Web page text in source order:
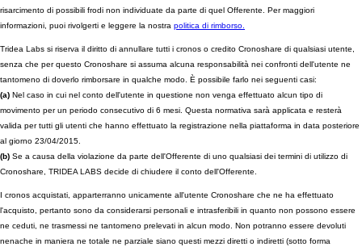
risarcimento di possibili frodi non individuate da parte di quel Offerente. Per maggiori
informazioni, puoi rivolgerti e leggere la nostra politica di rimborso.
Tridea Labs si riserva il diritto di annullare tutti i cronos o credito Cronoshare di qualsiasi utente,
senza che per questo Cronoshare si assuma alcuna responsabilità nei confronti dell'utente ne
tantomeno di doverlo rimborsare in qualche modo. È possibile farlo nei seguenti casi:
(a) Nel caso in cui nel conto dell'utente in questione non venga effettuato alcun tipo di
movimento per un periodo consecutivo di 6 mesi. Questa normativa sarà applicata e resterà
valida per tutti gli utenti che hanno effettuato la registrazione nella piattaforma in data posteriore
al giorno 23/04/2015.
(b) Se a causa della violazione da parte dell'Offerente di uno qualsiasi dei termini di utilizzo di
Cronoshare, TRIDEA LABS decide di chiudere il conto dell'Offerente.
I cronos acquistati, apparterranno unicamente all'utente Cronoshare che ne ha effettuato
l'acquisto, pertanto sono da considerarsi personali e intrasferibili in quanto non possono essere
ne ceduti, ne trasmessi ne tantomeno prelevati in alcun modo. Non potranno essere devoluti
nenache in maniera ne totale ne parziale siano questi mezzi diretti o indiretti (sotto forma